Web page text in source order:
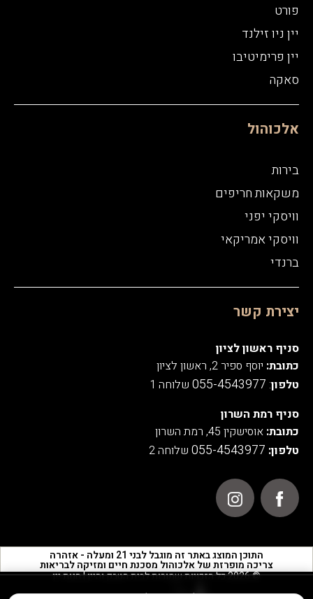
התוכן המוצג באתר זה מוגבל לבני 21 ומעלה - אזהרה
צריכה מופרזת של אלכוהול מסכנת חיים ומזיקה לבריאות
פורט
יין ניו זילנד
יין פרימיטיבו
סאקה
אלכוהול
בירות
משקאות חריפים
וויסקי יפני
וויסקי אמריקאי
ברנדי
יצירת קשר
סניף ראשון לציון
כתובת: יוסף ספיר 2, ראשון לציון
טלפון:
055-4543977 שלוחה 1
סניף רמת השרון
כתובת: אוסישקין 45, רמת השרון
טלפון: 055-4543977 שלוחה 2
© 2026 כל הזכויות שמורות לבית הטבק והיין | חנות יין